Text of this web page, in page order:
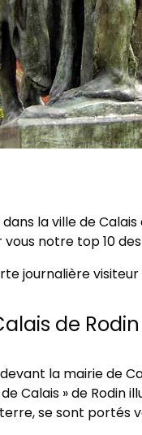
la ville de
notre top 10
journalière
de
la mairie de
de Calais » de
se sont portés